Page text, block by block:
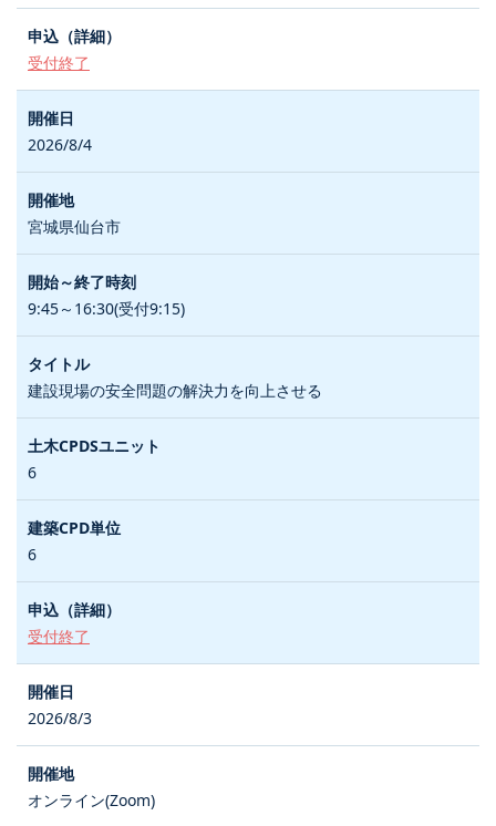
受付終了
2026/8/4
宮城県仙台市
9:45～16:30(受付9:15)
建設現場の安全問題の解決力を向上させる
6
6
受付終了
2026/8/3
オンライン(Zoom)